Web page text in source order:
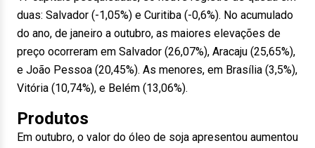
duas: Salvador (-1,05%) e Curitiba (-0,6%). No acumulado
do ano, de janeiro a outubro, as maiores elevações de
preço ocorreram em Salvador (26,07%), Aracaju (25,65%),
e João Pessoa (20,45%). As menores, em Brasília (3,5%),
Vitória (10,74%), e Belém (13,06%).
Produtos
Em outubro, o valor do óleo de soja apresentou aumentou